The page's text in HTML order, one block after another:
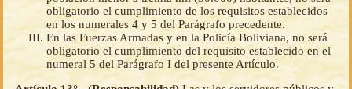
obligatorio el cumplimiento de los requisitos establecidos
en los numerales 4 y 5 del Parágrafo precedente.
En las Fuerzas Armadas y en la Policía Boliviana, no será
obligatorio el cumplimiento del requisito establecido en el
numeral 5 del Parágrafo I del presente Artículo.